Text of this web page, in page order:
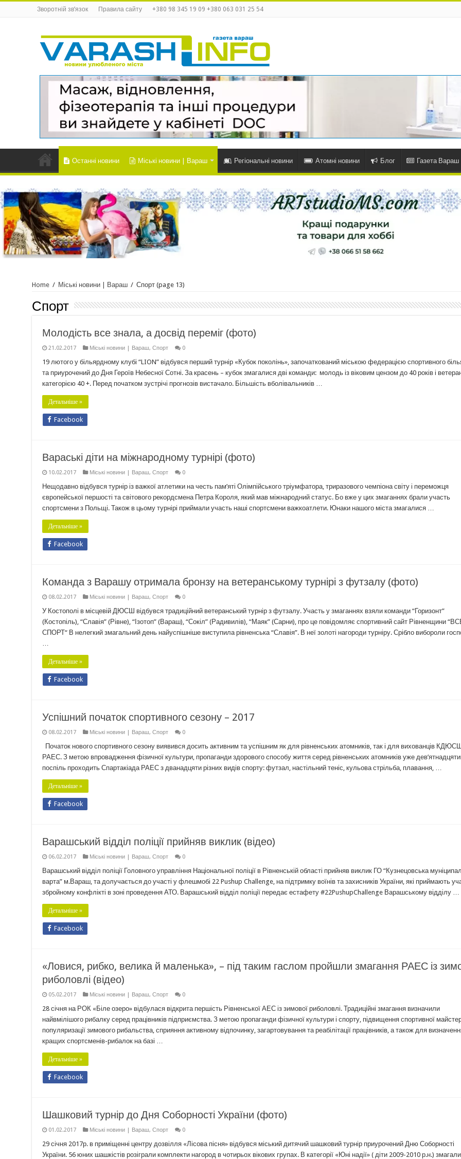
Зворотній зв’язок Правила сайту +380 98 345 19 09 +380 063 031 25 54
Останні новини Міські новини | Вараш Регіональні новини Атомні новини Блог Газета Вараш
Home / Міські новини | Вараш / Спорт (page 13)
Спорт
Молодість все знала, а досвід переміг (фото)
21.02.2017 Міські новини | Вараш, Спорт 0
19 лютого у більярдному клубі “LION” відбувся перший турнір «Кубок поколінь», започаткований міською федерацією спортивного
та приурочений до Дня Героїв Небесної Сотні. За красень – кубок змагалися дві команди: молодь із віковим цензом до 40 років і
категорією 40 +. Перед початком зустрічі прогнозів вистачало. Більшість вболівальників …
Детальніше »
Facebook
Вараські діти на міжнародному турнірі (фото)
10.02.2017 Міські новини | Вараш, Спорт 0
Нещодавно відбувся турнір із важкої атлетики на честь пам’яті Олімпійського тріумфатора, триразового чемпіона світу і переможця
європейської першості та світового рекордсмена Петра Короля, який мав міжнародний статус. Бо вже у цих змаганнях брали участь
спортсмени з Польщі. Також в цьому турнірі приймали участь наші спортсмени важкоатлети. Юнаки нашого міста змагалися …
Детальніше »
Facebook
Команда з Варашу отримала бронзу на ветеранському турнірі з футзалу (фото)
08.02.2017 Міські новини | Вараш, Спорт 0
У Костополі в місцевій ДЮСШ відбувся традиційний ветеранський турнір з футзалу. Участь у змаганнях взяли команди “Горизонт”
(Костопіль), “Славія” (Рівне), “Ізотоп” (Вараш), “Сокіл” (Радивилів), “Маяк” (Сарни), про це повідомляє спортивний сайт Рівненщини
СПОРТ“ В нелегкий змагальний день найуспішніше виступила рівненська “Славія”. В неї золоті нагороди турніру. Срібло вибороли
Детальніше »
Facebook
Успішний початок спортивного сезону – 2017
08.02.2017 Міські новини | Вараш, Спорт 0
Початок нового спортивного сезону виявився досить активним та успішним як для рівненських атомників, так і для вихованців
РАЕС. З метою впровадження фізичної культури, пропаганди здорового способу життя серед рівненських атомників уже
поспіль проходить Спартакіада РАЕС з дванадцяти різних видів спорту: футзал, настільний теніс, кульова стрільба, плавання, …
Детальніше »
Facebook
Варашський відділ поліції прийняв виклик (відео)
06.02.2017 Міські новини | Вараш, Спорт 0
Варашський відділ поліції Головного управління Національної поліції в Рівненській області прийняв виклик ГО “Кузнецовська
варта” м.Вараш, та долучається до участі у флешмобі 22 Pushup Challenge, на підтримку воїнів та захисників України, які приймають
збройному конфлікті в зоні проведення АТО. Варашський відділ поліції передає естафету #22PushupChallenge Варашському відділу …
Детальніше »
Facebook
«Ловися, рибко, велика й маленька», – під таким гаслом пройшли змагання РАЕС із
риболовлі (відео)
05.02.2017 Міські новини | Вараш, Спорт 0
28 січня на РОК «Біле озеро» відбулася відкрита першість Рівненської АЕС із зимової риболовлі. Традиційні змагання визначили
найвмілішого рибалку серед працівників підприємства. З метою пропаганди фізичної культури і спорту, підвищення спортивної
популяризації зимового рибальства, сприяння активному відпочинку, загартовування та реабілітації працівників, а також для
кращих спортсменів-рибалок на базі …
Детальніше »
Facebook
Шашковий турнір до Дня Соборності України (фото)
01.02.2017 Міські новини | Вараш, Спорт 0
29 січня 2017р. в приміщенні центру дозвілля «Лісова пісня» відбувся міський дитячий шашковий турнір приурочений Дню Соборності
України. 56 юних шашкістів розіграли комплекти нагород в чотирьох вікових групах. В категорії «Юні надії» ( діти 2009-2010 р.н.)